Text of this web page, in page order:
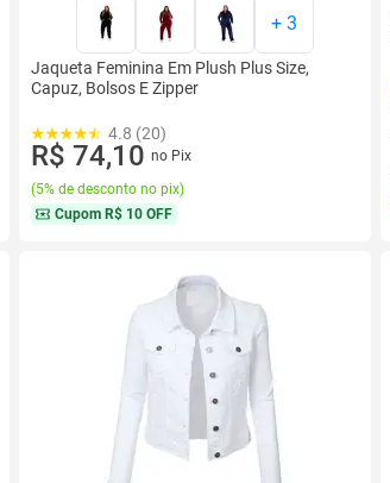
+ 3
Jaqueta Feminina Em Plush Plus Size,
Capuz, Bolsos E Zipper
4.8 (20)
R$ 74,10 no Pix
(5% de desconto no pix)
Cupom R$ 10 OFF